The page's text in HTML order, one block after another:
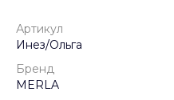
Артикул
Инез/Ольга
Бренд
MERLA